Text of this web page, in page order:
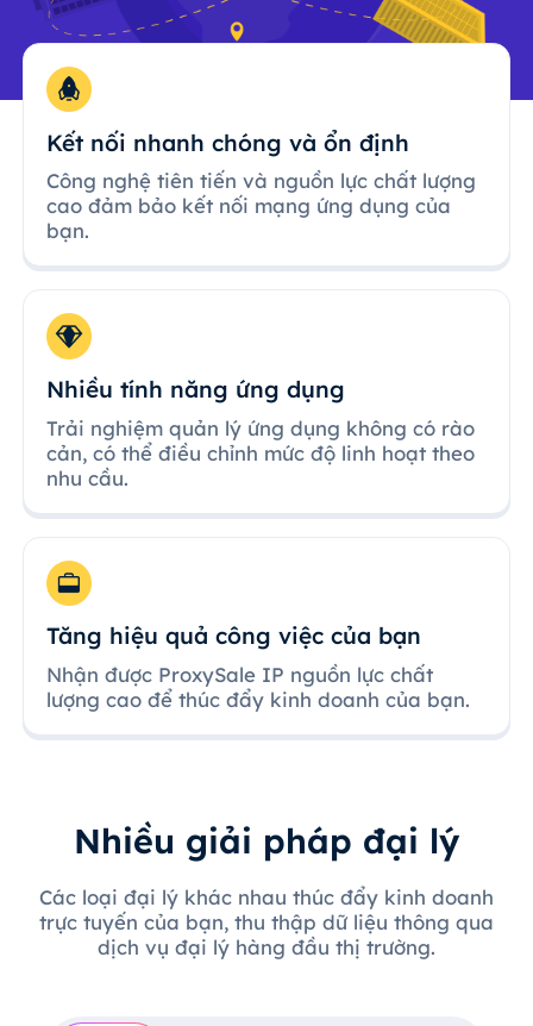
Kết nối nhanh chóng và ổn định
Công nghệ tiên tiến và nguồn lực chất lượng
cao đảm bảo kết nối mạng ứng dụng của
bạn.
Nhiều tính năng ứng dụng
Trải nghiệm quản lý ứng dụng không có rào
cản, có thể điều chỉnh mức độ linh hoạt theo
nhu cầu.
Tăng hiệu quả công việc của bạn
Nhận được ProxySale IP nguồn lực chất
lượng cao để thúc đẩy kinh doanh của bạn.
Nhiều giải pháp đại lý
Các loại đại lý khác nhau thúc đẩy kinh doanh
trực tuyến của bạn, thu thập dữ liệu thông qua
dịch vụ đại lý hàng đầu thị trường.